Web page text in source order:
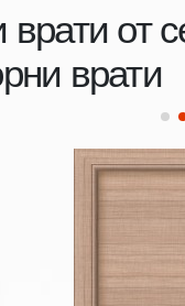
от
врати